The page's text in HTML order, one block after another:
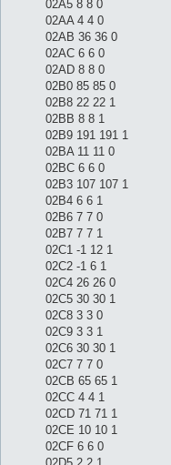
02A5 8 8 0
02AA 4 4 0
02AB 36 36 0
02AC 6 6 0
02AD 8 8 0
02B0 85 85 0
02B8 22 22 1
02BB 8 8 1
02B9 191 191 1
02BA 11 11 0
02BC 6 6 0
02B3 107 107 1
02B4 6 6 1
02B6 7 7 0
02B7 7 7 1
02C1 -1 12 1
02C2 -1 6 1
02C4 26 26 0
02C5 30 30 1
02C8 3 3 0
02C9 3 3 1
02C6 30 30 1
02C7 7 7 0
02CB 65 65 1
02CC 4 4 1
02CD 71 71 1
02CE 10 10 1
02CF 6 6 0